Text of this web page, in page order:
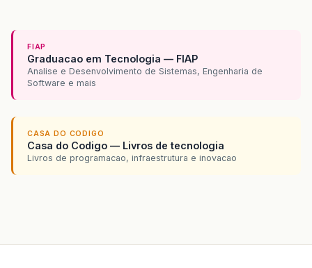
FIAP
Graduacao em Tecnologia — FIAP
Analise e Desenvolvimento de Sistemas, Engenharia de
Software e mais
CASA DO CODIGO
Casa do Codigo — Livros de tecnologia
Livros de programacao, infraestrutura e inovacao